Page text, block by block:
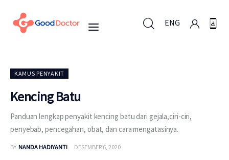
ENG
Untuk Bisnis
KAMUS PENYAKIT
Kencing Batu
Panduan lengkap penyakit kencing batu dari gejala,ciri-ciri,
penyebab, pencegahan, obat, dan cara mengatasinya.
BY NANDA HADIYANTI DESEMBER 6, 2020